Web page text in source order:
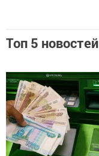
Топ 5 новостей